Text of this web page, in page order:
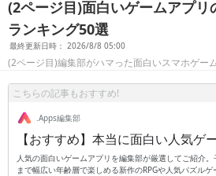
(2ページ目)面白いゲームアプリ
ランキング50選
最終更新日時： 2026/8/8 05:00
(2ページ目)編集部がハマった面白いスマホゲー
こちらの記事もおすすめ!
.Apps編集部
【おすすめ】本当に面白い人気ゲ
人気の面白いゲームアプリを編集部が厳選してご紹介。
まで幅広い年齢層で楽しめる新作のRPGや人気パズルゲ